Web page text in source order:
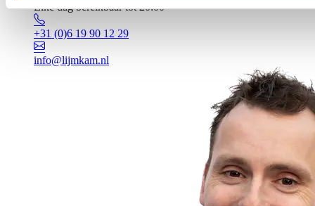
Elke dag bereikbaar tot 20:00
+31 (0)6 19 90 12 29
info@lijmkam.nl